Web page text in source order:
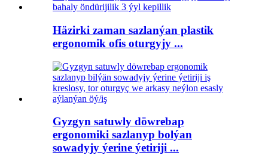
Häzirki zaman sazlanýan plastik
ergonomik ofis oturgyjy ...
Gyzgyn satuwly döwrebap
ergonomiki sazlanyp bolýan
sowadyjy ýerine ýetiriji ...